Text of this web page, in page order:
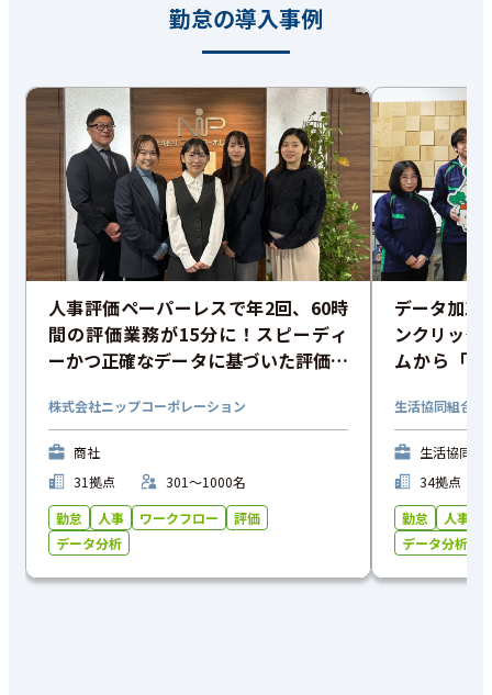
勤怠の導入事例
人事評価ペーパーレスで年2回、60時
間の評価業務が15分に！スピーディ
ーかつ正確なデータに基づいた評価で
株式会社ニップコーポレーション
商社
31拠点
301〜1000名
勤怠
人事 ワークフロー
評価
データ分析
データ加工
ンクリック
ムから「
生活協同組合パ
生活協同組
34拠点
勤怠
人事
データ分析